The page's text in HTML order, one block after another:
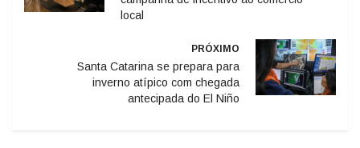
local
PRÓXIMO
Santa Catarina se prepara para
inverno atípico com chegada
antecipada do El Niño